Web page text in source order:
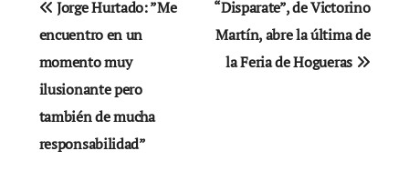
de
entradas
Jorge Hurtado: ”Me
encuentro en un
momento muy
ilusionante pero
también de mucha
responsabilidad”
“Disparate”, de Victorino
Martín, abre la última de
la Feria de Hogueras